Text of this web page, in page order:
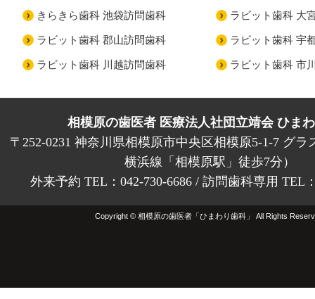
きらきら歯科 池袋訪問歯科 ラビット歯科 大
ラビット歯科 郡山訪問歯科 ラビット歯科 宇
ラビット歯科 川越訪問歯科 ラビット歯科 市
相模原の歯医者 医療法人社団立靖会 ひま
〒252-0231 神奈川県相模原市中央区相模原5-1-7 グラ
横浜線「相模原駅」徒歩7分）
外来予約 TEL：042-730-6686 / 訪問歯科専用 TEL
Copyright © 相模原の歯医者「ひまわり歯科」 All Rights